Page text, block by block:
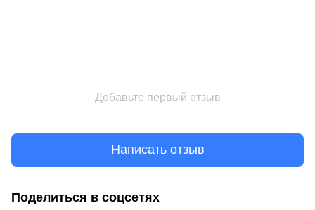
Добавьте первый отзыв
Написать отзыв
Поделиться в соцсетях